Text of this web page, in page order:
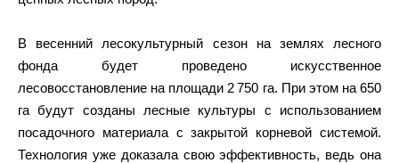
В весенний лесокультурный сезон на землях лесного
фонда будет проведено искусственное
лесовосстановление на площади 2 750 га. При этом на 650
га будут созданы лесные культуры с использованием
посадочного материала с закрытой корневой системой.
Технология уже доказала свою эффективность, ведь она